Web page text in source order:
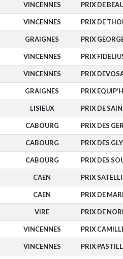
VINCENNES PRIX DE
VINCENNES PRIX DE
GRAIGNES PRIX
VINCENNES PRIX
VINCENNES PRIX
GRAIGNES PRIX
LISIEUX PRIX DE
CABOURG PRIX DES
CABOURG PRIX DES
CABOURG PRIX DES
CAEN PRIX
CAEN PRIX DE
VIRE PRIX DE
VINCENNES PRIX
VINCENNES PRIX